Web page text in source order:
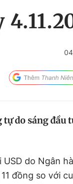
do sáng đầu
USD do Ngân
đồng so với